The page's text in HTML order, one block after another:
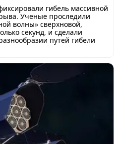
гибель массивной
Ученые проследили
волны» сверхновой,
секунд, и сделали
путей гибели